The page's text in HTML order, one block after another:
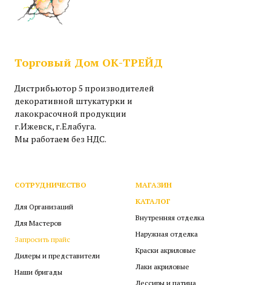
Торговый Дом ОК-ТРЕЙД
Дистрибьютор 5 производителей
декоративной штукатурки и
лакокрасочной продукции
г.Ижевск, г.Елабуга.
Мы работаем без НДС.
СОТРУДНИЧЕСТВО
Для Организаций
Для Мастеров
Запросить прайс
Дилеры и представители
Наши бригады
МАГАЗИН
КАТАЛОГ
Внутренняя отделка
Наружная отделка
Краски акриловые
Лаки акриловые
Лессиры и патина